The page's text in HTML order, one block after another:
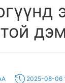
2025-08-06